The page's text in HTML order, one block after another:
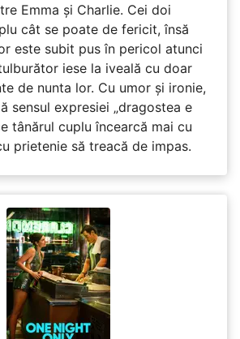
Emma și Charlie. Cei doi
cât se poate de fericit, însă
este subit pus în pericol atunci
iese la iveală cu doar
de nunta lor. Cu umor și ironie,
sensul expresiei „dragostea e
tânărul cuplu încearcă mai cu
prietenie să treacă de impas.